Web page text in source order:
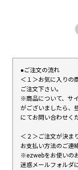
●ご注文の流れ
＜１＞お気に入りの
ご注文下さい。
※商品について、サ
がございましたら、
にてお問い合わせく
＜２＞ご注文が決ま
お支払い方法のご連
※ezwebをお使いの
迷惑メールフォルダ